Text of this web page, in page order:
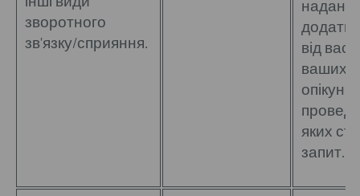
зворотного
зв'язку/сприяння.
від вас
ваших
яких
запит.